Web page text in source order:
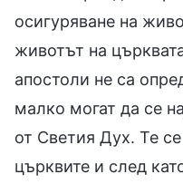
осигуряване на
животът на
апостоли не са
малко могат да се
от Светия Дух. Те
църквите и след